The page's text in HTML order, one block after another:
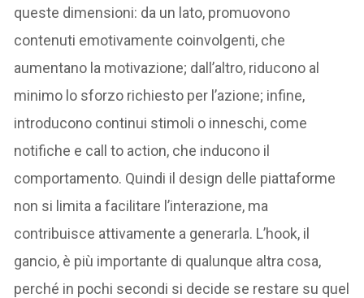
queste dimensioni: da un lato, promuovono
contenuti emotivamente coinvolgenti, che
aumentano la motivazione; dall’altro, riducono al
minimo lo sforzo richiesto per l’azione; infine,
introducono continui stimoli o inneschi, come
notifiche e call to action, che inducono il
comportamento. Quindi il design delle piattaforme
non si limita a facilitare l’interazione, ma
contribuisce attivamente a generarla. L’hook, il
gancio, è più importante di qualunque altra cosa,
perché in pochi secondi si decide se restare su quel